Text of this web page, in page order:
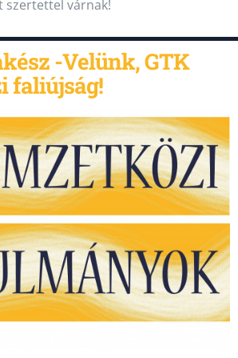
szertettel várnak!
-Velünk, GTK
faliújság!